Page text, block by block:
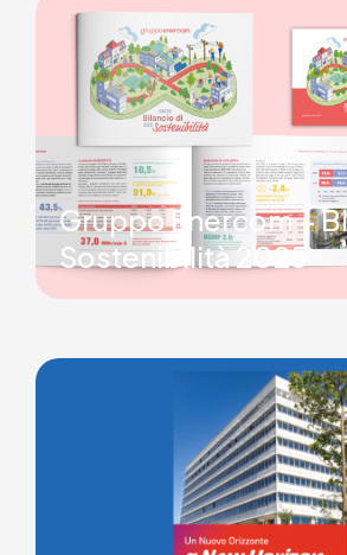
Gruppo Enercom –
Sostenibilità 2025